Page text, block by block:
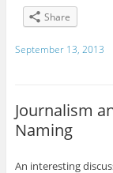
Share
September 13, 2013
Journalism
Naming
An interesting